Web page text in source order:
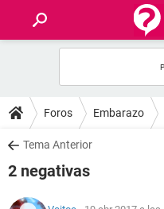
FOROS
SALUD
FAMILIA
Foros Embarazo
Tema Anterior
2 negativas